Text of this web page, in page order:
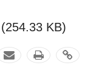
(254.33 KB)